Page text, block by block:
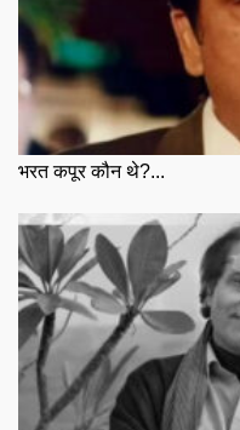
भरत कपूर कौन थे?...